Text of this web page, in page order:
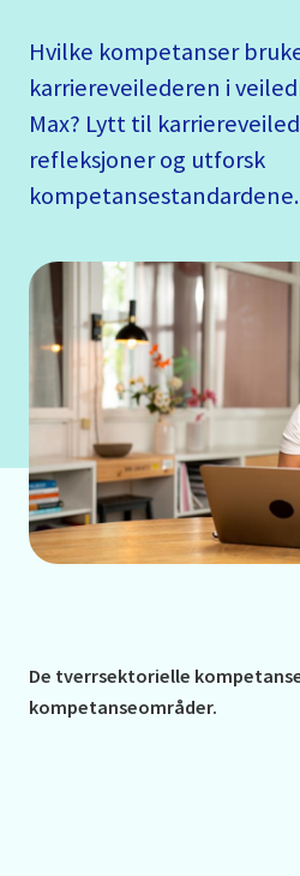
Hvilke kompetanser
karriereveilederen i
Max? Lytt til
refleksjoner og utforsk
kompetansestandardene.
De tverrsektorielle
kompetanseområder.